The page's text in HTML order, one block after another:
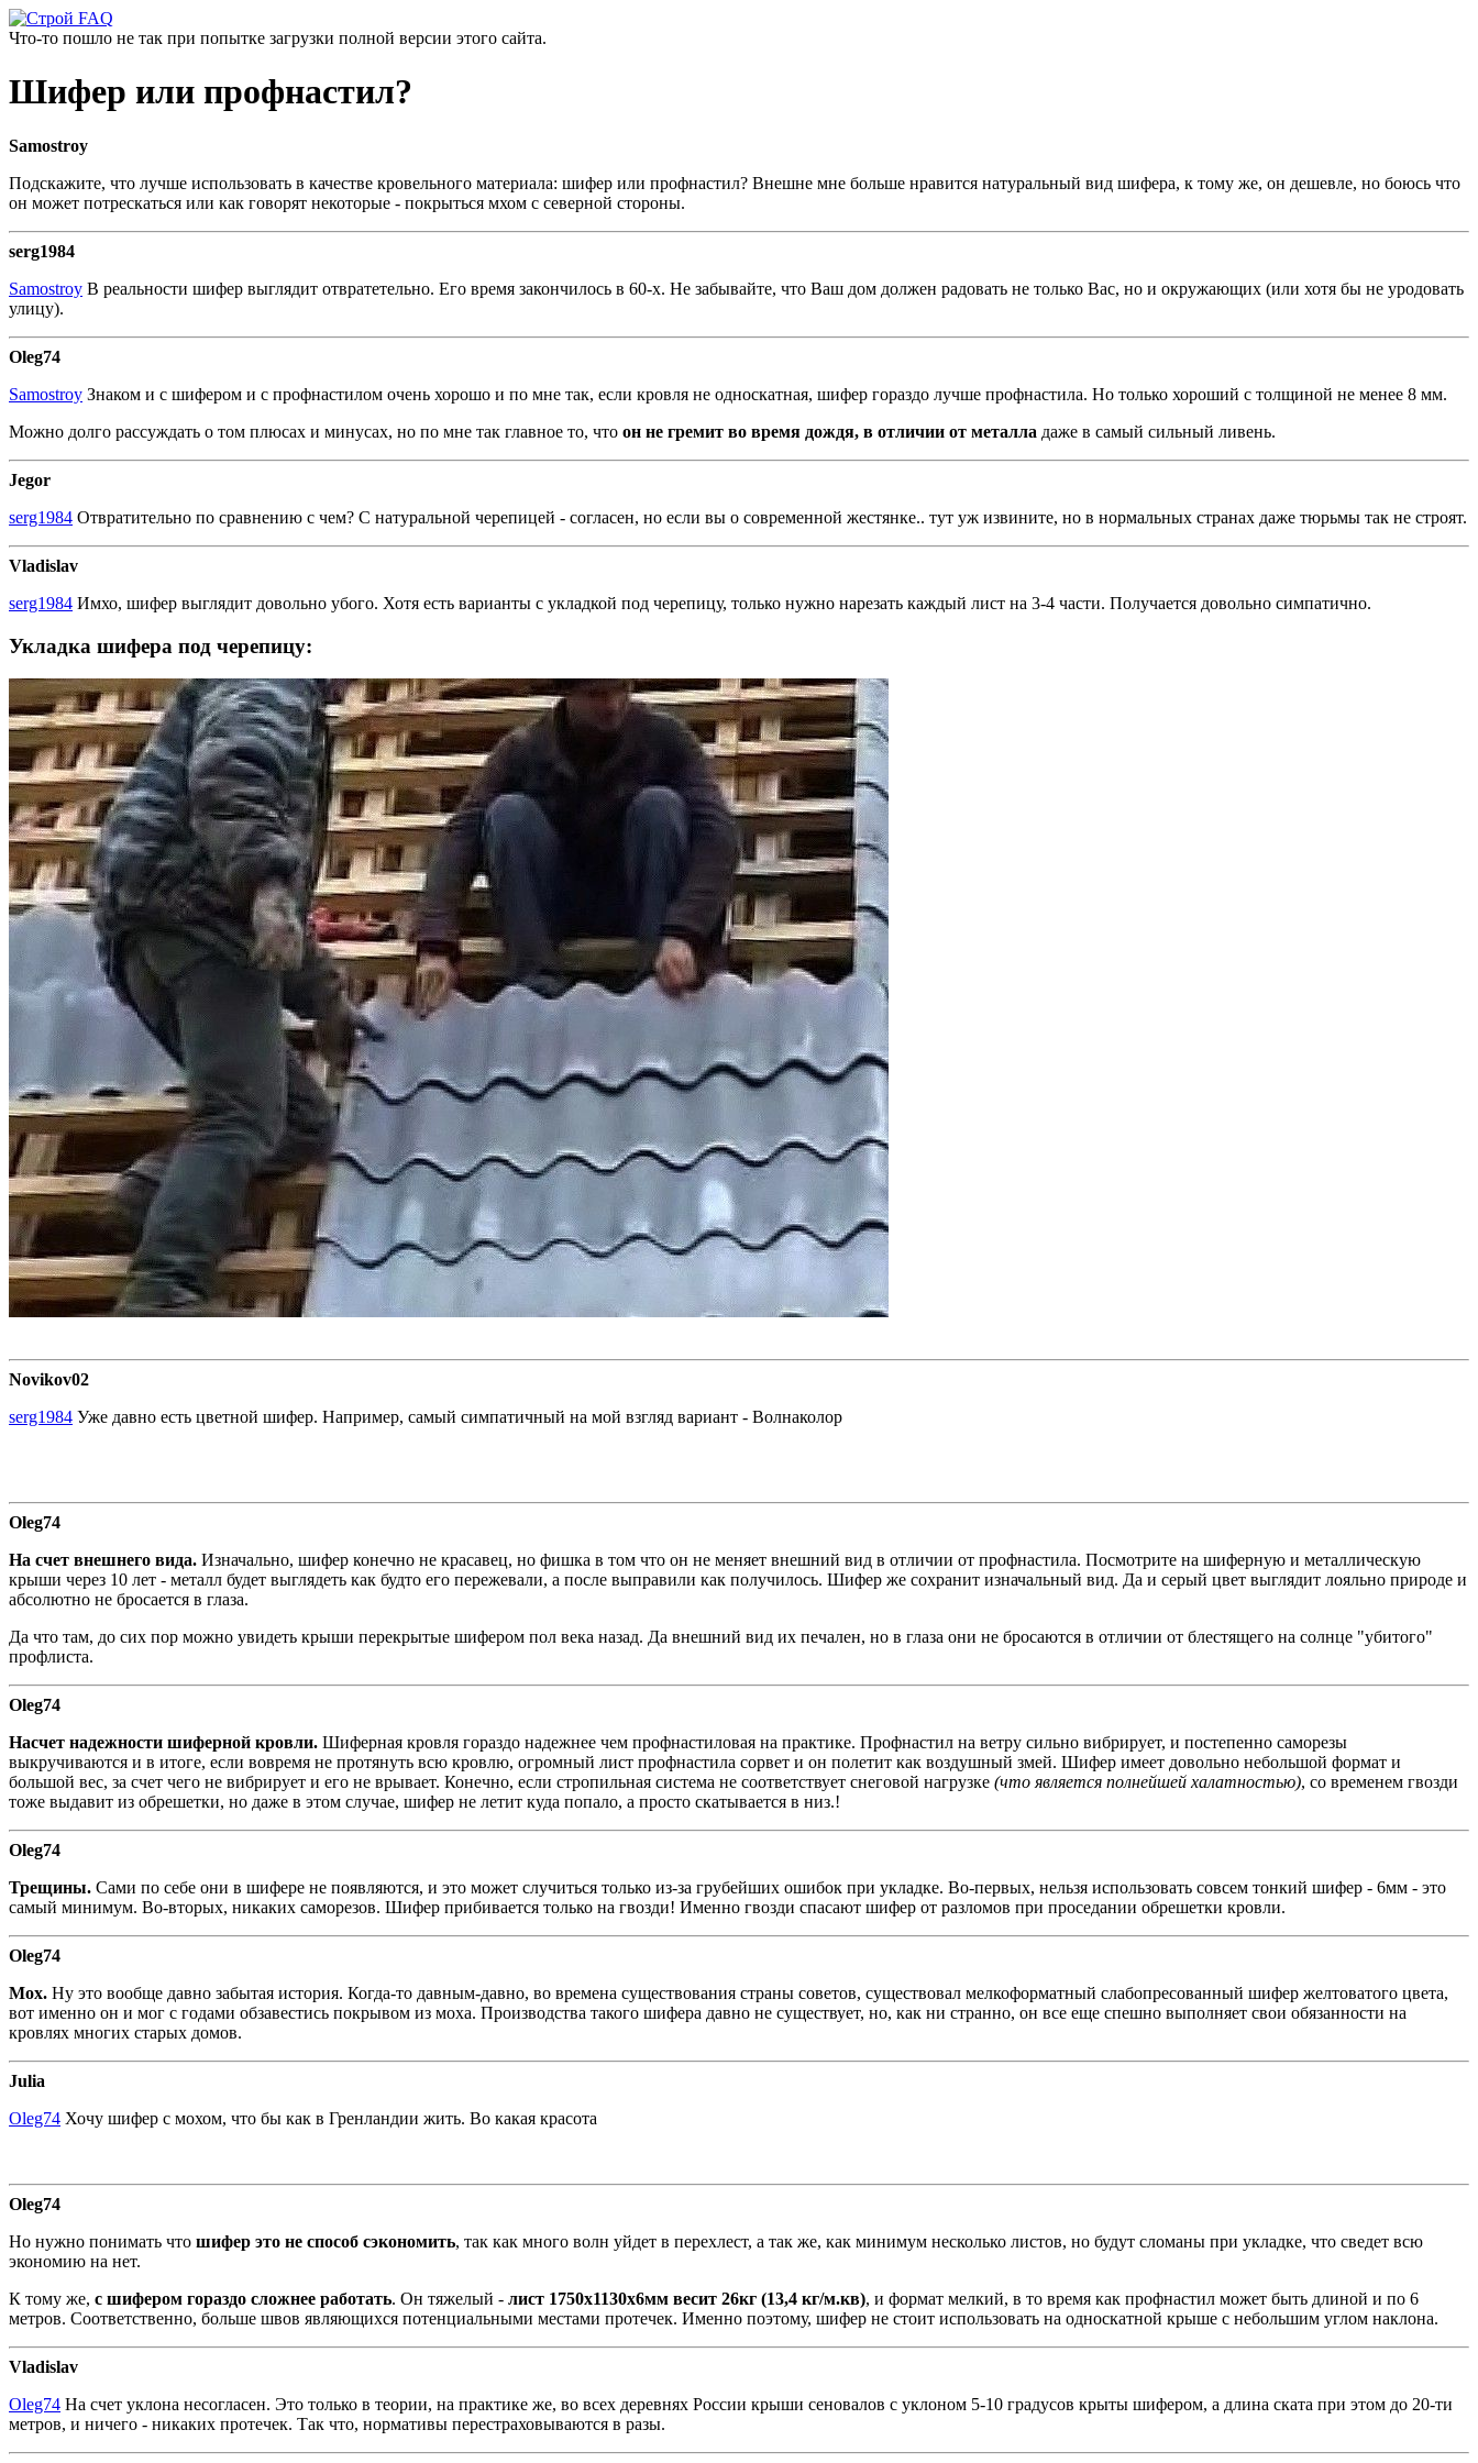
Что-то пошло не так при попытке загрузки полной версии этого сайта.
Шифер или профнастил?
Samostroy
Подскажите, что лучше использовать в качестве кровельного материала: шифер или профнастил? Внешне мне больше нравится натуральный вид шифера, к тому же, он дешевле, но боюсь что
он может потрескаться или как говорят некоторые - покрыться мхом с северной стороны.
serg1984
Samostroy В реальности шифер выглядит отвратетельно. Его время закончилось в 60-х. Не забывайте, что Ваш дом должен радовать не только Вас, но и окружающих (или хотя бы не уродовать
улицу).
Oleg74
Samostroy Знаком и с шифером и с профнастилом очень хорошо и по мне так, если кровля не односкатная, шифер гораздо лучше профнастила. Но только хороший с толщиной не менее 8 мм.
Можно долго рассуждать о том плюсах и минусах, но по мне так главное то, что он не гремит во время дождя, в отличии от металла даже в самый сильный ливень.
Jegor
serg1984 Отвратительно по сравнению с чем? С натуральной черепицей - согласен, но если вы о современной жестянке.. тут уж извините, но в нормальных странах даже тюрьмы так не строят.
Vladislav
serg1984 Имхо, шифер выглядит довольно убого. Хотя есть варианты с укладкой под черепицу, только нужно нарезать каждый лист на 3-4 части. Получается довольно симпатично.
Укладка шифера под черепицу:
Novikov02
serg1984 Уже давно есть цветной шифер. Например, самый симпатичный на мой взгляд вариант - Волнаколор
Oleg74
На счет внешнего вида. Изначально, шифер конечно не красавец, но фишка в том что он не меняет внешний вид в отличии от профнастила. Посмотрите на шиферную и металлическую
крыши через 10 лет - металл будет выглядеть как будто его пережевали, а после выправили как получилось. Шифер же сохранит изначальный вид. Да и серый цвет выглядит лояльно природе и
абсолютно не бросается в глаза.
Да что там, до сих пор можно увидеть крыши перекрытые шифером пол века назад. Да внешний вид их печален, но в глаза они не бросаются в отличии от блестящего на солнце "убитого"
профлиста.
Oleg74
Насчет надежности шиферной кровли. Шиферная кровля гораздо надежнее чем профнастиловая на практике. Профнастил на ветру сильно вибрирует, и постепенно саморезы
выкручиваются и в итоге, если вовремя не протянуть всю кровлю, огромный лист профнастила сорвет и он полетит как воздушный змей. Шифер имеет довольно небольшой формат и
большой вес, за счет чего не вибрирует и его не врывает. Конечно, если стропильная система не соответствует снеговой нагрузке (что является полнейшей халатностью), со временем гвозди
тоже выдавит из обрешетки, но даже в этом случае, шифер не летит куда попало, а просто скатывается в низ.!
Oleg74
Трещины. Сами по себе они в шифере не появляются, и это может случиться только из-за грубейших ошибок при укладке. Во-первых, нельзя использовать совсем тонкий шифер - 6мм - это
самый минимум. Во-вторых, никаких саморезов. Шифер прибивается только на гвозди! Именно гвозди спасают шифер от разломов при проседании обрешетки кровли.
Oleg74
Мох. Ну это вообще давно забытая история. Когда-то давным-давно, во времена существования страны советов, существовал мелкоформатный слабопресованный шифер желтоватого цвета,
вот именно он и мог с годами обзавестись покрывом из моха. Производства такого шифера давно не существует, но, как ни странно, он все еще спешно выполняет свои обязанности на
кровлях многих старых домов.
Julia
Oleg74 Хочу шифер с мохом, что бы как в Гренландии жить. Во какая красота
Oleg74
Но нужно понимать что шифер это не способ сэкономить, так как много волн уйдет в перехлест, а так же, как минимум несколько листов, но будут сломаны при укладке, что сведет всю
экономию на нет.
К тому же, с шифером гораздо сложнее работать. Он тяжелый - лист 1750х1130х6мм весит 26кг (13,4 кг/м.кв), и формат мелкий, в то время как профнастил может быть длиной и по 6
метров. Соответственно, больше швов являющихся потенциальными местами протечек. Именно поэтому, шифер не стоит использовать на односкатной крыше с небольшим углом наклона.
Vladislav
Oleg74 На счет уклона несогласен. Это только в теории, на практике же, во всех деревнях России крыши сеновалов с уклоном 5-10 градусов крыты шифером, а длина ската при этом до 20-ти
метров, и ничего - никаких протечек. Так что, нормативы перестраховываются в разы.